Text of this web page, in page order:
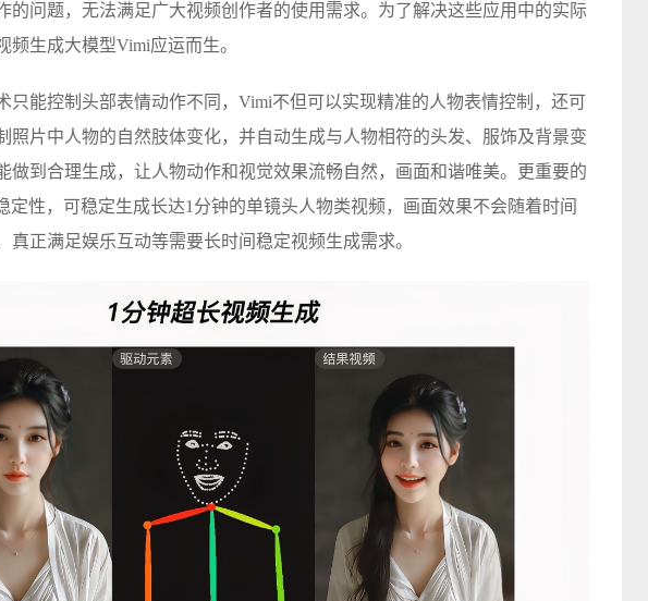
的问题，无法满足广大视频创作者的使用需求。为了解决这些应用中的实际
频生成大模型Vimi应运而生。
只能控制头部表情动作不同，Vimi不但可以实现精准的人物表情控制，还可
照片中人物的自然肢体变化，并自动生成与人物相符的头发、服饰及背景变
做到合理生成，让人物动作和视觉效果流畅自然，画面和谐唯美。更重要的
定性，可稳定生成长达1分钟的单镜头人物类视频，画面效果不会随着时间
真正满足娱乐互动等需要长时间稳定视频生成需求。